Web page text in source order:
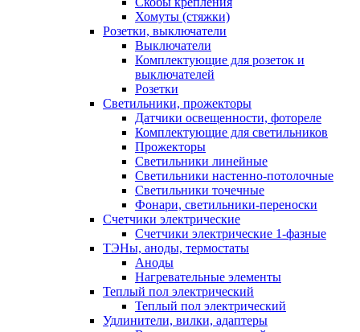
Хомуты (стяжки)
Розетки, выключатели
Выключатели
Комплектующие для розеток и
выключателей
Розетки
Светильники, прожекторы
Датчики освещенности, фотореле
Комплектующие для светильников
Прожекторы
Светильники линейные
Светильники настенно-потолочные
Светильники точечные
Фонари, светильники-переноски
Счетчики электрические
Счетчики электрические 1-фазные
ТЭНы, аноды, термостаты
Аноды
Нагревательные элементы
Теплый пол электрический
Теплый пол электрический
Удлинители, вилки, адаптеры